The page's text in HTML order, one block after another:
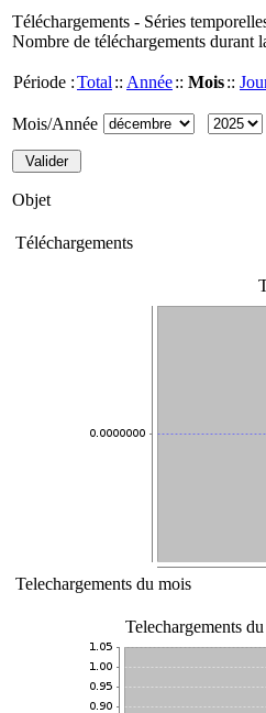
Téléchargements - Séries
Nombre de téléchargements durant
Période :Total :: Année:: Mois::
Mois/Année
Objet
Téléchargements
Telechargements du mois
Telechargements